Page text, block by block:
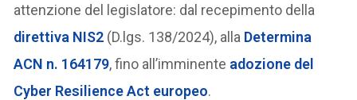
attenzione del legislatore: dal recepimento della
direttiva NIS2 (D.lgs. 138/2024), alla Determina
ACN n. 164179, fino all’imminente adozione del
Cyber Resilience Act europeo.